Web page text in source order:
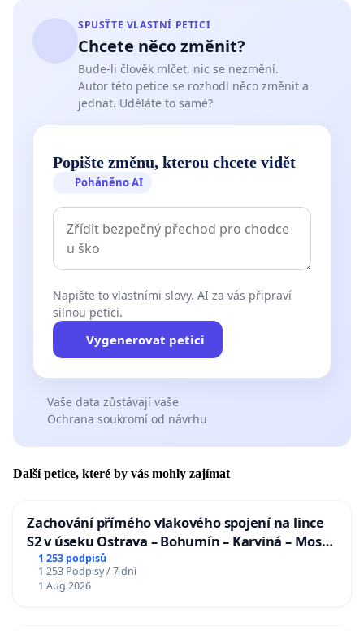
SPUSŤTE VLASTNÍ PETICI
Chcete něco změnit?
Bude-li člověk mlčet, nic se nezmění.
Autor této petice se rozhodl něco změnit a
jednat. Uděláte to samé?
Popište změnu, kterou chcete vidět
Poháněno AI
Napište to vlastními slovy. AI za vás připraví
silnou petici.
Vygenerovat petici
Vaše data zůstávají vaše
Ochrana soukromí od návrhu
Další petice, které by vás mohly zajímat
Zachování přímého vlakového spojení na lince
S2 v úseku Ostrava – Bohumín – Karviná – Mosty
u Jablunkova
1 253 podpisů
1 253 Podpisy / 7 dní
1 Aug 2026